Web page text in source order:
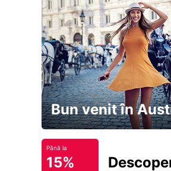
Bun venit în
Până la
15%